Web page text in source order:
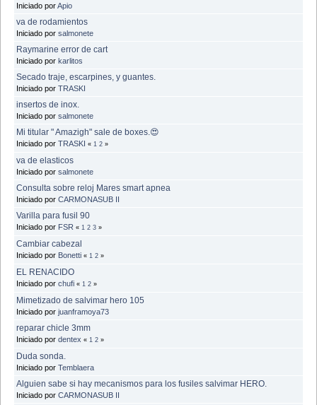
Iniciado porApio
va de rodamientos
Iniciado por salmonete
Raymarine error de cart
Iniciado por karlitos
Secado traje, escarpines, y guantes.
Iniciado por TRASKI
insertos de inox.
Iniciado por salmonete
Mi titular " Amazigh" sale de boxes.😍
Iniciado por TRASKI « 1 2 »
va de elasticos
Iniciado por salmonete
Consulta sobre reloj Mares smart apnea
Iniciado por CARMONASUB II
Varilla para fusil 90
Iniciado por FSR « 1 2 3 »
Cambiar cabezal
Iniciado por Bonetti « 1 2 »
EL RENACIDO
Iniciado por chufi « 1 2 »
Mimetizado de salvimar hero 105
Iniciado por juanframoya73
reparar chicle 3mm
Iniciado por dentex « 1 2 »
Duda sonda.
Iniciado por Temblaera
Alguien sabe si hay mecanismos para los fusiles salvimar HERO.
Iniciado por CARMONASUB II